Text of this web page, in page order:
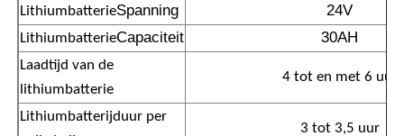
LithiumbatterieSpanning 24V
LithiumbatterieCapaciteit 30AH
Laadtijd van de
lithiumbatterie
4 tot en met 6 uur
Lithiumbatterijduur per
3 tot 3,5 uur